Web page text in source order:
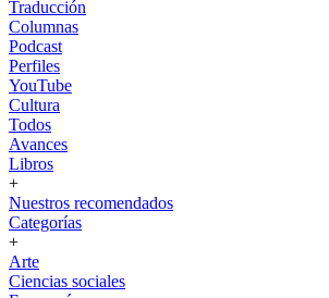
Traducción
Columnas
Podcast
Perfiles
YouTube
Cultura
Todos
Avances
Libros
+
Nuestros recomendados
Categorías
+
Arte
Ciencias sociales